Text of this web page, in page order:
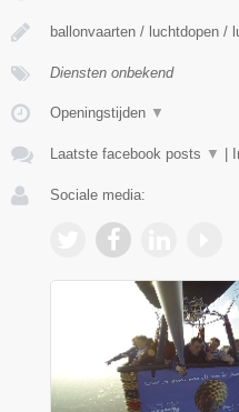
ballonvaarten / luchtdopen /
Diensten onbekend
Openingstijden ▼
Laatste facebook posts ▼ |
Sociale media: